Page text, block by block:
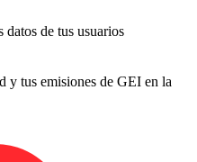
datos de tus usuarios
y tus emisiones de GEI en la